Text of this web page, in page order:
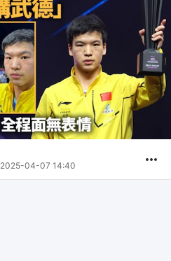
2025-04-07 14:40